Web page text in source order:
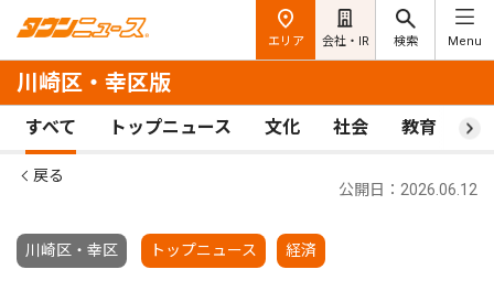
エリア 会社・IR 検索 Menu
川崎区・幸区版
すべて トップニュース 文化 社会 教育 ス
戻る
川崎区・幸区 トップニュース 経済
公開日：2026.06.12